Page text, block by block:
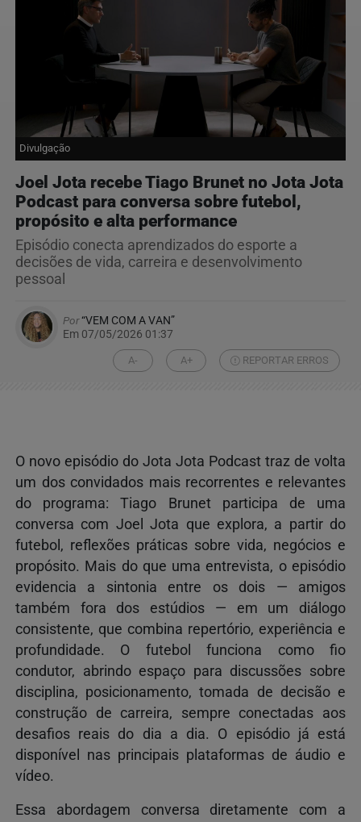
Divulgação
Joel Jota recebe Tiago Brunet no Jota Jota
Podcast para conversa sobre futebol,
propósito e alta performance
Episódio conecta aprendizados do esporte a
decisões de vida, carreira e desenvolvimento
pessoal
Por“VEM COM A VAN”
Em 07/05/2026 01:37
A- A+ REPORTAR ERROS
O novo episódio do Jota Jota Podcast traz de volta
um dos convidados mais recorrentes e relevantes
do programa: Tiago Brunet participa de uma
conversa com Joel Jota que explora, a partir do
futebol, reflexões práticas sobre vida, negócios e
propósito. Mais do que uma entrevista, o episódio
evidencia a sintonia entre os dois — amigos
também fora dos estúdios — em um diálogo
consistente, que combina repertório, experiência e
profundidade. O futebol funciona como fio
condutor, abrindo espaço para discussões sobre
disciplina, posicionamento, tomada de decisão e
construção de carreira, sempre conectadas aos
desafios reais do dia a dia. O episódio já está
disponível nas principais plataformas de áudio e
vídeo.
Essa abordagem conversa diretamente com a